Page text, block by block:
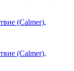
(Calmer),
(Calmer),